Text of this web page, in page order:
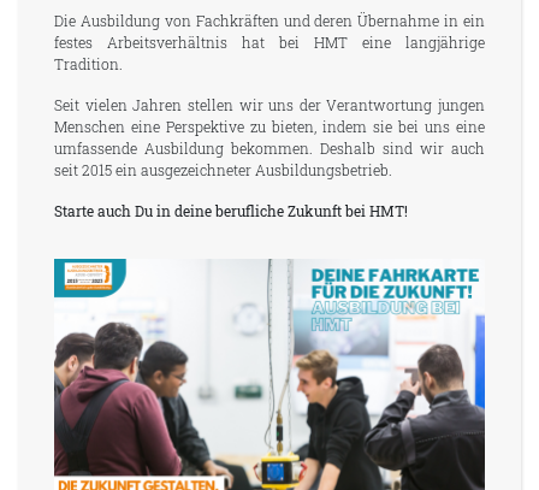
Die Ausbildung von Fachkräften und deren Übernahme in ein
festes Arbeitsverhältnis hat bei HMT eine langjährige
Tradition.
Seit vielen Jahren stellen wir uns der Verantwortung jungen
Menschen eine Perspektive zu bieten, indem sie bei uns eine
umfassende Ausbildung bekommen. Deshalb sind wir auch
seit 2015 ein ausgezeichneter Ausbildungsbetrieb.
Starte auch Du in deine berufliche Zukunft bei HMT!